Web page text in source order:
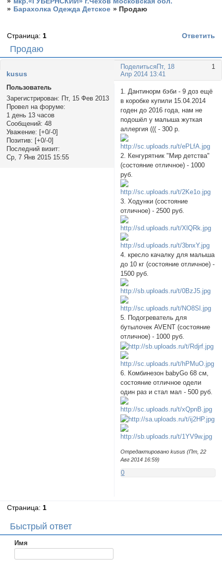
» Барахолка Одежда Детское » Продаю
Продаю
Страница: 1 Ответить
Поделиться 1
Пт, 18
Апр 2014 13:41
kusus
Пользователь
Зарегистрирован: Пт, 15 Фев 2013
Провел на форуме:
1 день 13 часов
Сообщений: 48
Уважение: [+0/-0]
Позитив: [+0/-0]
Последний визит:
Ср, 7 Янв 2015 15:55
1. Дантинорм бэби - 9 доз ещё
в коробке купили 15.04.2014
годен до 2016 года, нам не
подошёл у малыша жуткая
аллергия ((( - 300 р.
2. Кенгурятник "Мир детства"
(состояние отличное) - 1000
руб.
3. Ходунки (состояние
отличное) - 2500 руб.
4. кресло качалку для малыша
до 10 кг (состояние отличное) -
1500 руб.
5. Подогреватель для
бутылочек AVENT (состояние
отличное) - 1000 руб.
6. Комбинезон babyGo 68 см,
состояние отличное одели
один раз и стал мал - 500 руб.
Отредактировано kusus (Пт, 22
Авг 2014 16:59)
0
Страница:1
Быстрый ответ
Имя